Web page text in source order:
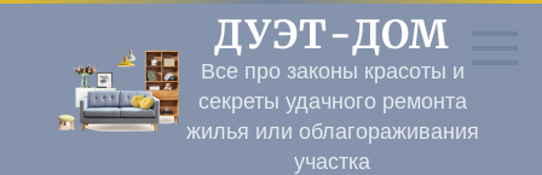
Перейти
контенту
ДУЭТ-ДОМ
Все про законы красоты и
секреты удачного ремонта
жилья или облагораживания
участка